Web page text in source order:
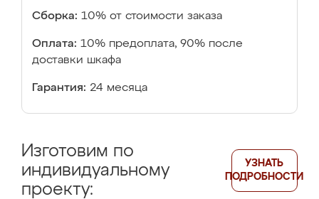
Сборка: 10% от стоимости заказа
Оплата: 10% предоплата, 90% после
доставки шкафа
Гарантия: 24 месяца
Изготовим по
индивидуальному
проекту:
УЗНАТЬ
ПОДРОБНОСТИ